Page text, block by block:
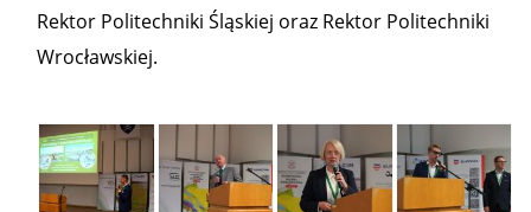
Rektor Politechniki Śląskiej oraz Rektor Politechniki
Wrocławskiej.